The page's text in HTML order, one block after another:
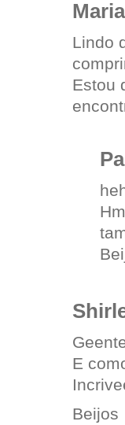
Lindo
Estou
E
Beijos